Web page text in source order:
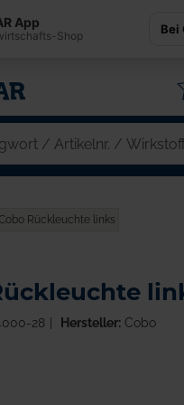
Cobo Rückleuchte links
28 Hersteller:Cobo
App
Shop Bei